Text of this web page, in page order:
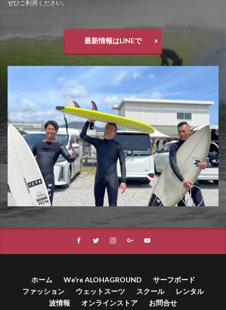
ぜひご利用ください。
最新情報はLINEで
ホーム We’re ALOHAGROUND
サーフボード
ファッション
ウェットスーツ スクール
レンタル
波情報
オンラインストア お問合せ